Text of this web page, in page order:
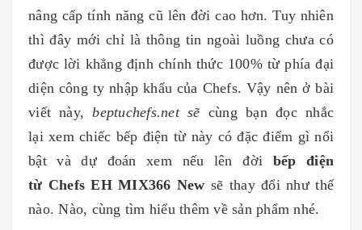
nâng cấp tính năng cũ lên đời cao hơn. Tuy nhiên
thì đây mới chỉ là thông tin ngoài luồng chưa có
được lời khẳng định chính thức 100% từ phía đại
diện công ty nhập khẩu của Chefs. Vậy nên ở bài
viết này,beptuchefs.net sẽ cùng bạn đọc nhắc
lại xem chiếc bếp điện từ này có đặc điểm gì nổi
bật và dự đoán xem nếu lên đời bếp điện
từ Chefs EH MIX366 New sẽ thay đổi như thế
nào. Nào, cùng tìm hiểu thêm về sản phẩm nhé.